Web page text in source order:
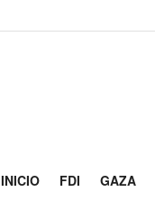
INICIO FDI GAZA